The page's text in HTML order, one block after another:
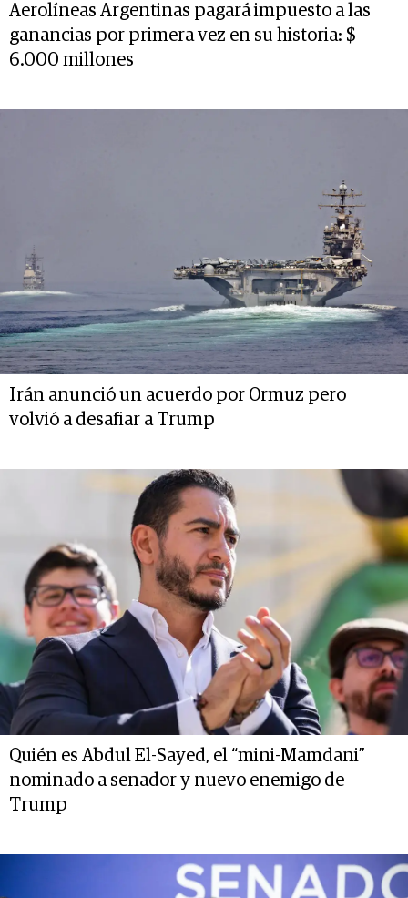
Aerolíneas Argentinas pagará impuesto a las
ganancias por primera vez en su historia: $
6.000 millones
Irán anunció un acuerdo por Ormuz pero
volvió a desafiar a Trump
Quién es Abdul El-Sayed, el “mini-Mamdani”
nominado a senador y nuevo enemigo de
Trump